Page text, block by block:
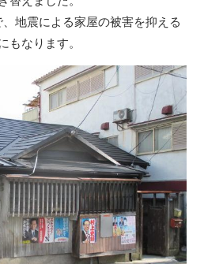
地震による家屋の被害を抑える
もなります。